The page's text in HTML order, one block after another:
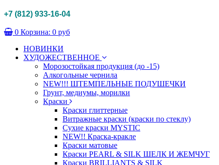
+7 (812) 933-16-04
0 Корзина: 0 руб
НОВИНКИ
ХУДОЖЕСТВЕННОЕ
Морозостойкая продукция (до -15)
Алкогольные чернила
NEW!!! ШТЕМПЕЛЬНЫЕ ПОДУШЕЧКИ
Грунт, медиумы, морилки
Краски
Краски глиттерные
Витражные краски (краски по стеклу)
Сухие краски MYSTIC
NEW!! Краска-кракле
Краски матовые
Краски PEARL & SILK ШЕЛК И ЖЕМЧУГ
Краски BRILLIANTS & SILK